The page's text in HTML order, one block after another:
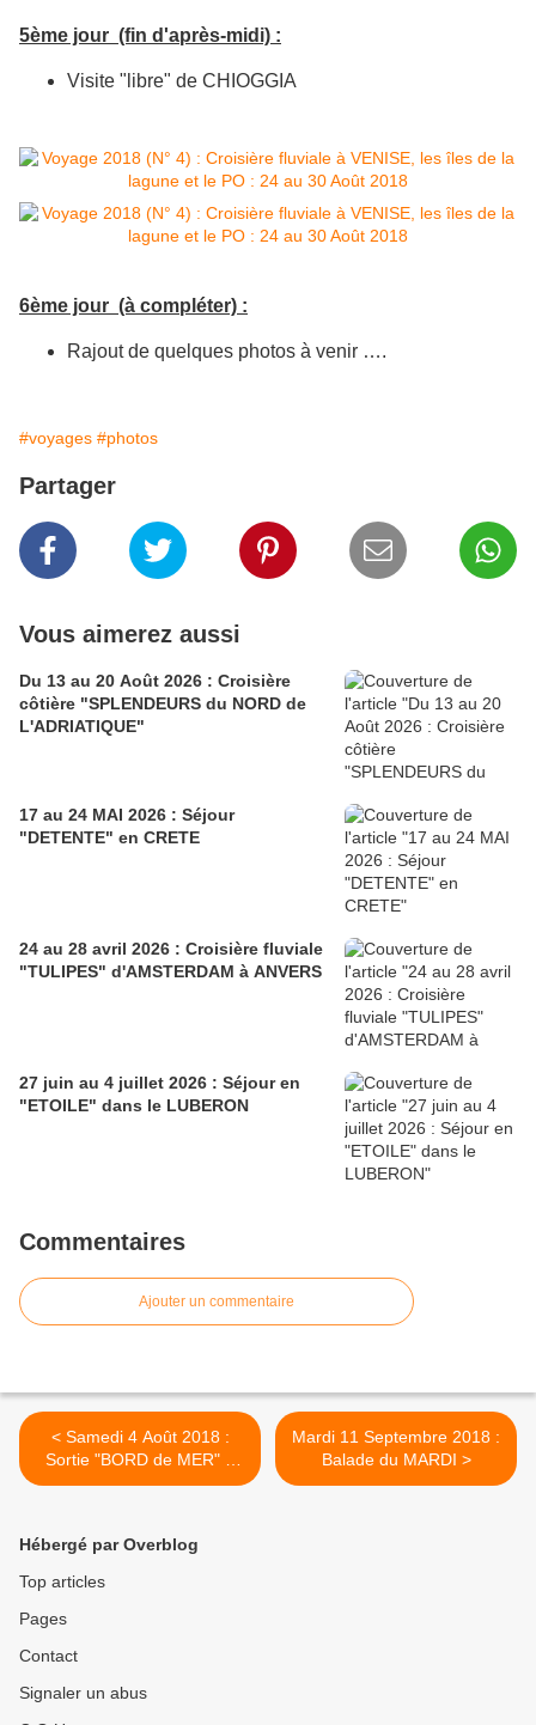
5ème jour (fin d'après-midi) :
Visite "libre" de CHIOGGIA
6ème jour (à compléter) :
Rajout de quelques photos à venir ….
#voyages #photos
Partager
Vous aimerez aussi
Du 13 au 20 Août 2026 : Croisière
côtière "SPLENDEURS du NORD de
L'ADRIATIQUE"
17 au 24 MAI 2026 : Séjour
"DETENTE" en CRETE
24 au 28 avril 2026 : Croisière fluviale
"TULIPES" d'AMSTERDAM à ANVERS
27 juin au 4 juillet 2026 : Séjour en
"ETOILE" dans le LUBERON
Commentaires
Ajouter un commentaire
< Samedi 4 Août 2018 :
Sortie "BORD de MER" à
DIEPPE
Mardi 11 Septembre 2018 :
Balade du MARDI >
Hébergé par Overblog
Top articles
Pages
Contact
Signaler un abus